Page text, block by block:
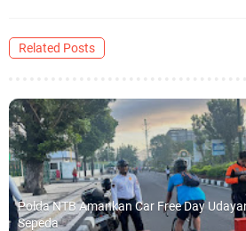
Related Posts
Polda NTB Amankan Car Free Day
Sepeda